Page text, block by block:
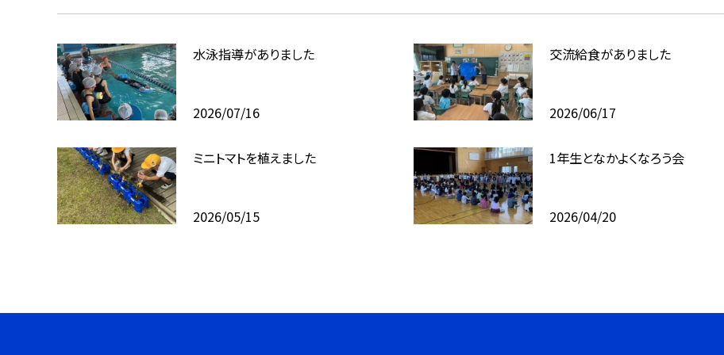
水泳指導がありました
2026/07/16
交流給食がありました
2026/06/17
ミニトマトを植えました
2026/05/15
1年生となかよくなろう会
2026/04/20